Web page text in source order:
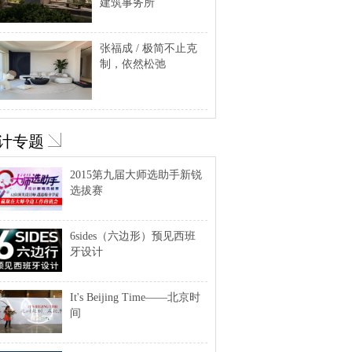
建筑事务所
张福成 / 极简不止克
制，依然松弛
专题
2015第九届大师选助手新锐
选拔赛
6sides（六边形）预见西班
牙设计
It's Beijing Time——北京时
间